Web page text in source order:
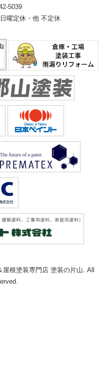
5039
日曜定休・他 不定休
根塗装専門店 塗装の片山. All